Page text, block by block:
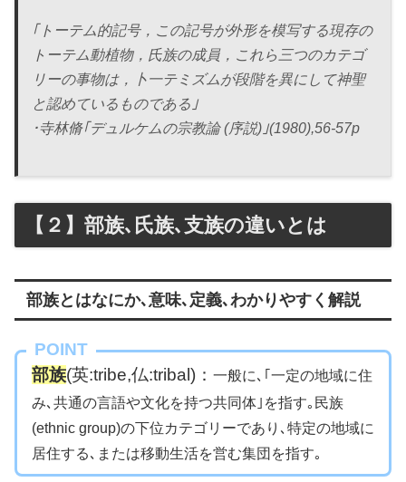
｢トーテム的記号，この記号が外形を模写する現存の
トーテム動植物，氏族の成員，これら三つのカテゴ
リーの事物は，卜一テミズムが段階を異にして神聖
と認めているものである｣
･寺林脩｢デュルケムの宗教論 (序説)｣(1980),56-57p
【２】部族､氏族､支族の違いとは
部族とはなにか､意味､定義､わかりやすく解説
POINT
部族(英:tribe,仏:tribal)： 一般に､｢一定の地域に住
み､共通の言語や文化を持つ共同体｣を指す｡民族
(ethnic group)の下位カテゴリーであり､特定の地域に
居住する､または移動生活を営む集団を指す｡